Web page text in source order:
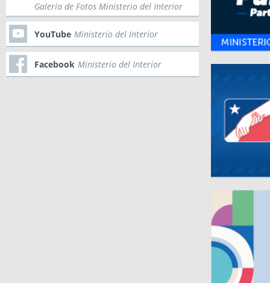
Galería de Fotos Ministerio del Interior
YouTube Ministerio del Interior
Facebook Ministerio del Interior